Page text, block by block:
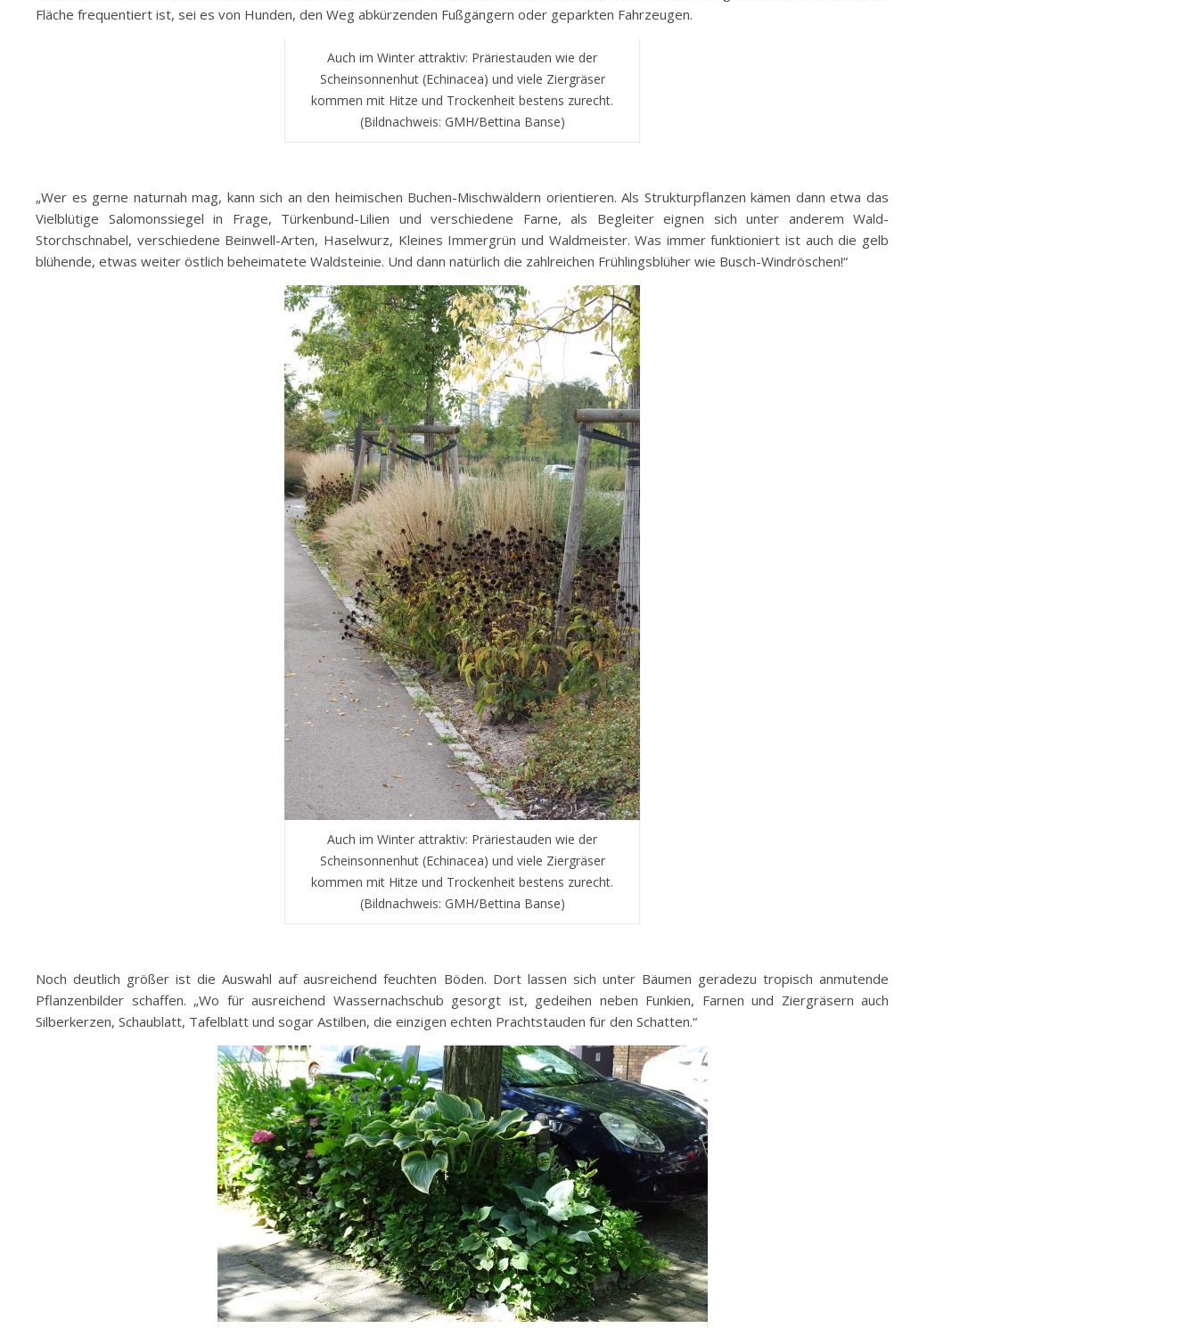
Fläche frequentiert ist, sei es von Hunden, den Weg abkürzenden Fußgängern oder geparkten Fahrzeugen.
Auch im Winter attraktiv: Präriestauden wie der
Scheinsonnenhut (Echinacea) und viele Ziergräser
kommen mit Hitze und Trockenheit bestens zurecht.
(Bildnachweis: GMH/Bettina Banse)
„Wer es gerne naturnah mag, kann sich an den heimischen Buchen-Mischwäldern orientieren. Als Strukturpflanzen kämen dann etwa das
Vielblütige Salomonssiegel in Frage, Türkenbund-Lilien und verschiedene Farne, als Begleiter eignen sich unter anderem Wald-
Storchschnabel, verschiedene Beinwell-Arten, Haselwurz, Kleines Immergrün und Waldmeister. Was immer funktioniert ist auch die gelb
blühende, etwas weiter östlich beheimatete Waldsteinie. Und dann natürlich die zahlreichen Frühlingsblüher wie Busch-Windröschen!“
Auch im Winter attraktiv: Präriestauden wie der
Scheinsonnenhut (Echinacea) und viele Ziergräser
kommen mit Hitze und Trockenheit bestens zurecht.
(Bildnachweis: GMH/Bettina Banse)
Noch deutlich größer ist die Auswahl auf ausreichend feuchten Böden. Dort lassen sich unter Bäumen geradezu tropisch anmutende
Pflanzenbilder schaffen. „Wo für ausreichend Wassernachschub gesorgt ist, gedeihen neben Funkien, Farnen und Ziergräsern auch
Silberkerzen, Schaublatt, Tafelblatt und sogar Astilben, die einzigen echten Prachtstauden für den Schatten.“